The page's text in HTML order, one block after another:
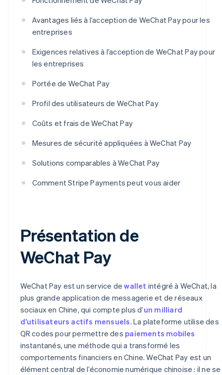
Avantages liés à l’acception de WeChat Pay pour les
entreprises
Exigences relatives à l’acception de WeChat Pay pour
les entreprises
Portée de WeChat Pay
Profil des utilisateurs de WeChat Pay
Coûts et frais de WeChat Pay
Mesures de sécurité appliquées à WeChat Pay
Solutions comparables à WeChat Pay
Comment Stripe Payments peut vous aider
Présentation de
WeChat Pay
WeChat Pay est un service dewallet intégré à WeChat, la
plus grande application de messagerie et de réseaux
sociaux en Chine, qui compte plus d’un milliard
d’utilisateurs actifs mensuels. La plateforme utilise des
QR codes pour permettre des paiements mobiles
instantanés, une méthode qui a transformé les
comportements financiers en Chine. WeChat Pay est un
élément central de l’économie numérique chinoise : il ne se